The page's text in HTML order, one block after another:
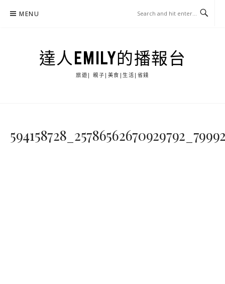
MENU
達人EMILY的播報台
旅遊| 親子|美食|生活|省錢